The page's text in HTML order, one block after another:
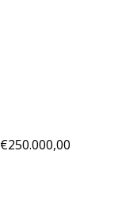
€250.000,00